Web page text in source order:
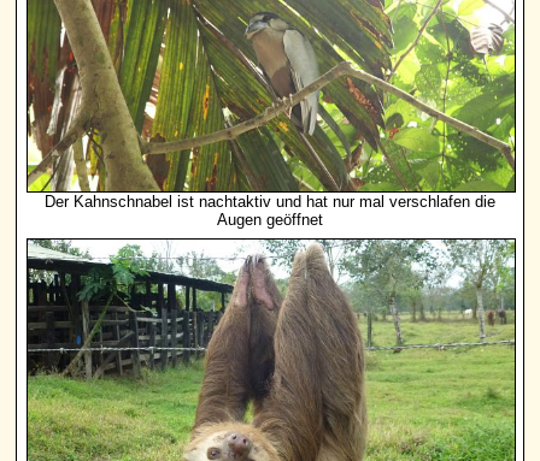
Der Kahnschnabel ist nachtaktiv und hat nur mal verschlafen die
Augen geöffnet